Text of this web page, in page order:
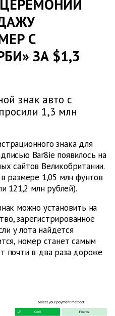
С
ЗА $1,3
знак авто с
1,3 млн
знака для
Bar8ie появилось на
сайтов Великобритании.
размере 1,05 млн фунтов
121,2 млн рублей).
можно установить на
зарегистрированное
у лота найдется
номер станет самым
почти в два раза дороже